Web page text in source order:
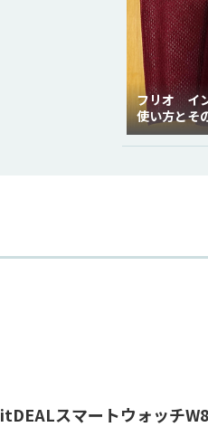
フリオ イ
使い方とそ
itDEALスマートウォッチ